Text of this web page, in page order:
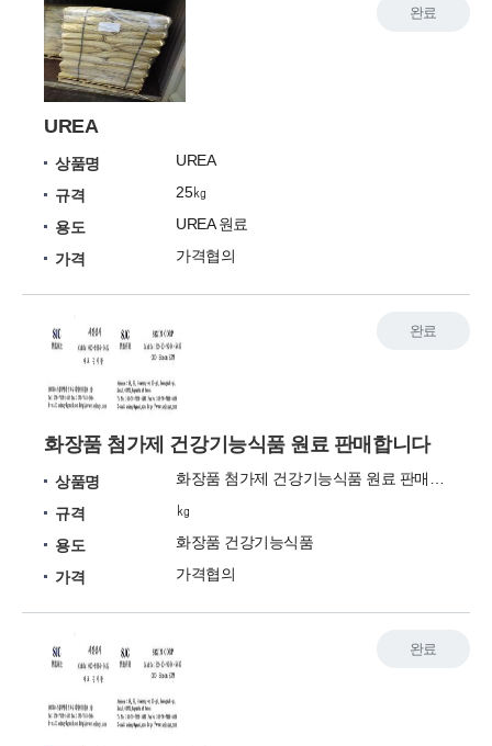
UREA
상품명
UREA
규격
25㎏
용도
UREA 원료
가격
가격협의
완료
화장품 첨가제 건강기능식품 원료 판매합니다
상품명
규격
㎏
용도
화장품 건강기능식품
가격
가격협의
완료
완료